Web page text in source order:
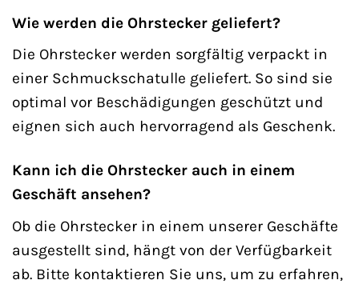
Wie werden die Ohrstecker geliefert?
Die Ohrstecker werden sorgfältig verpackt in
einer Schmuckschatulle geliefert. So sind sie
optimal vor Beschädigungen geschützt und
eignen sich auch hervorragend als Geschenk.
Kann ich die Ohrstecker auch in einem
Geschäft ansehen?
Ob die Ohrstecker in einem unserer Geschäfte
ausgestellt sind, hängt von der Verfügbarkeit
ab. Bitte kontaktieren Sie uns, um zu erfahren,